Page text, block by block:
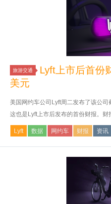
旅游交通
Lyft上市后首份
美元
美国网约车公司Lyft周二发布了该公司
这也是Lyft上市后发布的首份财报。财
Lyft 数据 网约车 财报 资讯